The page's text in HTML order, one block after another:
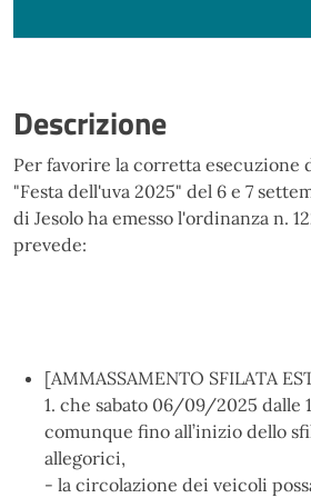
Descrizione
Per favorire la corretta esecuzione
"Festa dell'uva 2025" del 6 e 7
di Jesolo ha emesso l'ordinanza n.
prevede:
[AMMASSAMENTO SFILATA
1. che sabato 06/09/2025 dalle
comunque fino all’inizio dello
allegorici,
- la circolazione dei veicoli